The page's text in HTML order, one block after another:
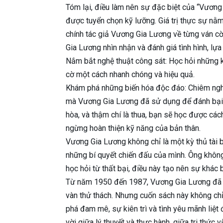
Tóm lại, điều làm nên sự đặc biệt của
được tuyển chọn kỹ lưỡng. Giá trị thực sự
chính tác giả Vương Gia Lương về từng ván
Gia Lương nhìn nhận và đánh giá tình hình,
Nắm bắt nghệ thuật công sát: Học hỏi
cờ một cách nhanh chóng và hiệu quả.
Khám phá những biến hóa độc đáo: Chiêm
mà Vương Gia Lương đã sử dụng để đánh
hòa, và thậm chí là thua, bạn sẽ học được
ngừng hoàn thiện kỹ năng của bản thân.
Vương Gia Lương không chỉ là một kỳ thủ tài
những bí quyết chiến đấu của mình. Ông
học hỏi từ thất bại, điều này tạo nên sự khác
Từ năm 1950 đến 1987, Vương Gia Lương
vàn thử thách. Nhưng cuốn sách này không
phá đam mê, sự kiên trì và tình yêu mãnh